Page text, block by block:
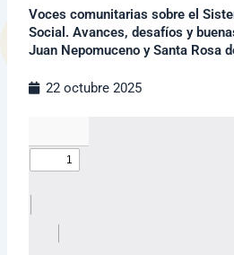
Voces comunitarias sobre el
Social. Avances, desafíos y
Juan Nepomuceno y Santa Rosa
22 octubre 2025